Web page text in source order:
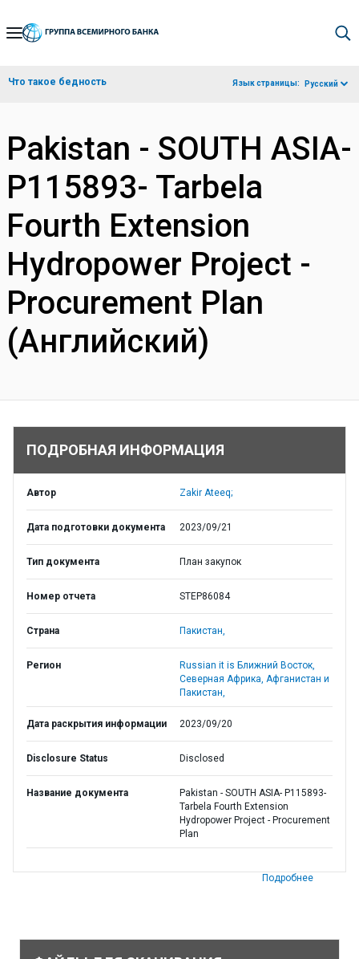
Skip
Navigation
Что такое бедность Язык страницы: Русский
Pakistan - SOUTH ASIA-
P115893- Tarbela
Fourth Extension
Hydropower Project -
Procurement Plan
(Английский)
ПОДРОБНАЯ ИНФОРМАЦИЯ
Автор Zakir Ateeq;
Дата подготовки документа 2023/09/21
Тип документа План закупок
Номер отчета STEP86084
Страна Пакистан,
Регион
Russian it is Ближний Восток,
Северная Африка, Афганистан и
Пакистан,
Дата раскрытия информации 2023/09/20
Disclosure Status Disclosed
Название документа
Pakistan - SOUTH ASIA- P115893-
Tarbela Fourth Extension
Hydropower Project - Procurement
Plan
Подробнее